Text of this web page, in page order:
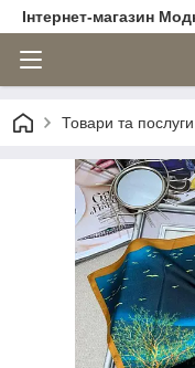
Інтернет-магазин
Товари та послуги